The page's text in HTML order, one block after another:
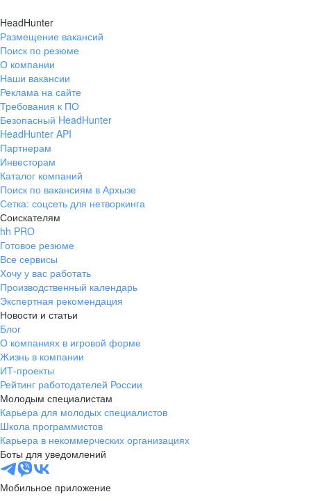
HeadHunter
Размещение вакансий
Поиск по резюме
О компании
Наши вакансии
Реклама на сайте
Требования к ПО
Безопасный HeadHunter
HeadHunter API
Партнерам
Инвесторам
Каталог компаний
Поиск по вакансиям в Архызе
Сетка: соцсеть для нетворкинга
Соискателям
hh PRO
Готовое резюме
Все сервисы
Хочу у вас работать
Производственный календарь
Экспертная рекомендация
Новости и статьи
Блог
О компаниях в игровой форме
Жизнь в компании
ИТ-проекты
Рейтинг работодателей России
Молодым специалистам
Карьера для молодых специалистов
Школа программистов
Карьера в некоммерческих организациях
Боты для уведомлений
Мобильное приложение